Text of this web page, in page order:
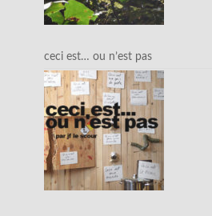
ceci est… ou n’est pas